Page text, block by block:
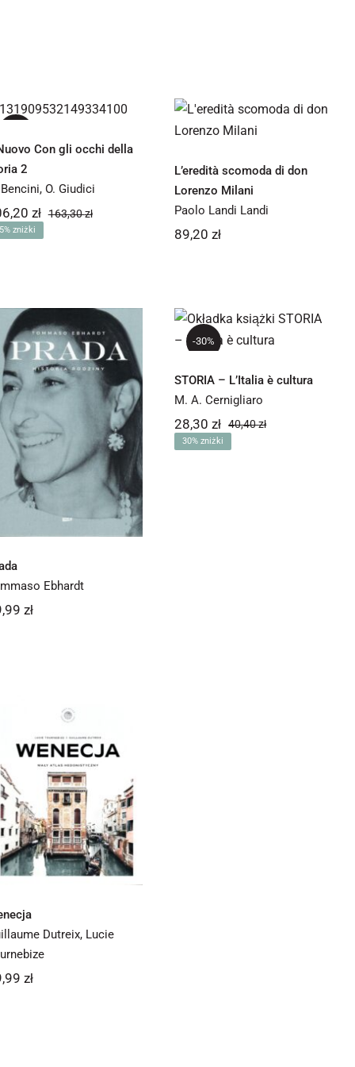
occhi della storia
Con gli occhi della
2
, O. Giudici
163,30złPierwotna
zł
Aktualna
zniżki
L’eredità
Lorenzo Milani
L’eredità scomoda di don
Lorenzo Milani
Paolo Landi Landi
89,20zł
Prada
Ebhardt
zł
-30%
STORIA – L’Italia
è cultura
STORIA – L’Italia è cultura
M. A. Cernigliaro
40,40złPierwotna
28,30zł
Aktualna
30% zniżki
Wenecja
Dutreix, Lucie
zł